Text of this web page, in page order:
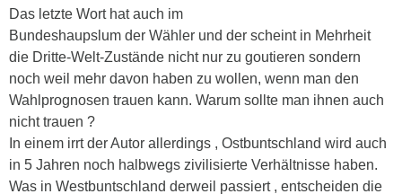
Das letzte Wort hat auch im
Bundeshaupslum der Wähler und der scheint in Mehrheit
die Dritte-Welt-Zustände nicht nur zu goutieren sondern
noch weil mehr davon haben zu wollen, wenn man den
Wahlprognosen trauen kann. Warum sollte man ihnen auch
nicht trauen ?
In einem irrt der Autor allerdings , Ostbuntschland wird auch
in 5 Jahren noch halbwegs zivilisierte Verhältnisse haben.
Was in Westbuntschland derweil passiert , entscheiden die